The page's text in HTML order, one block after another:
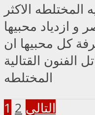
المختلطه الاكثر
و ازدياد محبيها
كل محبيها ان
القتالية
المختلطه
1 2 التالي